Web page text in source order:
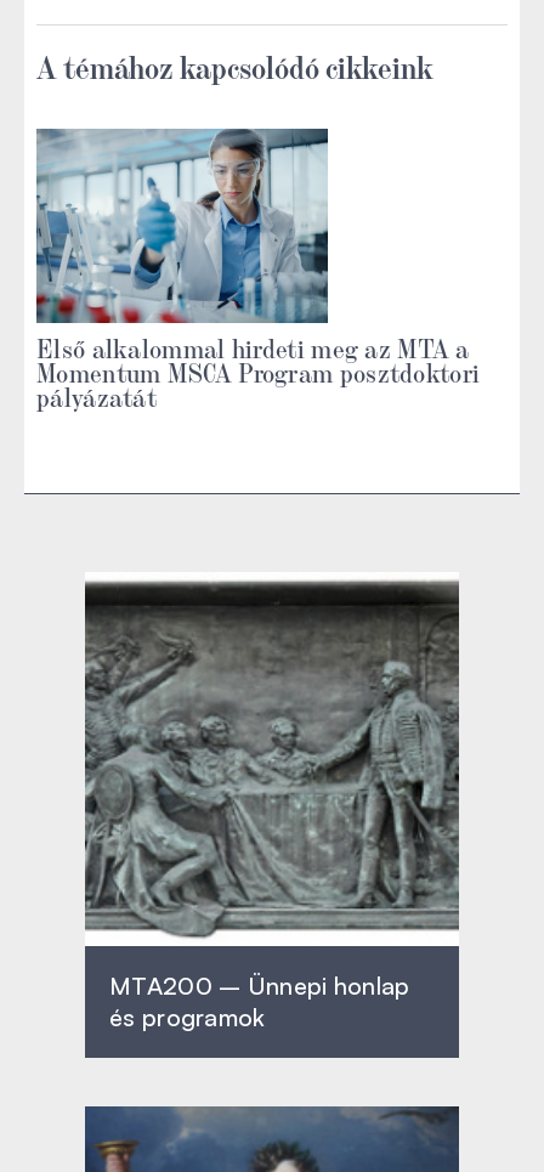
A témához kapcsolódó cikkeink
Első alkalommal hirdeti meg az MTA a
Momentum MSCA Program posztdoktori
pályázatát
MTA200 – Ünnepi honlap
és programok